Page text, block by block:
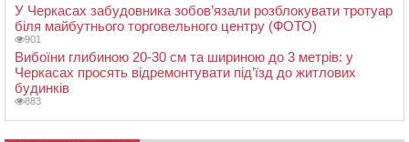
У Черкасах забудовника зобов’язали розблокувати тротуар
біля майбутнього торговельного центру (ФОТО)
901
Вибоїни глибиною 20-30 см та шириною до 3 метрів: у
Черкасах просять відремонтувати під’їзд до житлових
будинків
883